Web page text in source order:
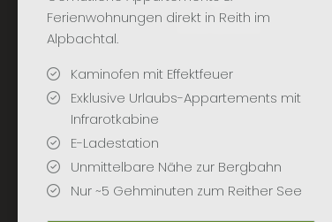
Ferienwohnungen direkt in Reith im
Alpbachtal.
Kaminofen mit Effektfeuer
Exklusive Urlaubs-Appartements mit
Infrarotkabine
E-Ladestation
Unmittelbare Nähe zur Bergbahn
Nur ~5 Gehminuten zum Reither See